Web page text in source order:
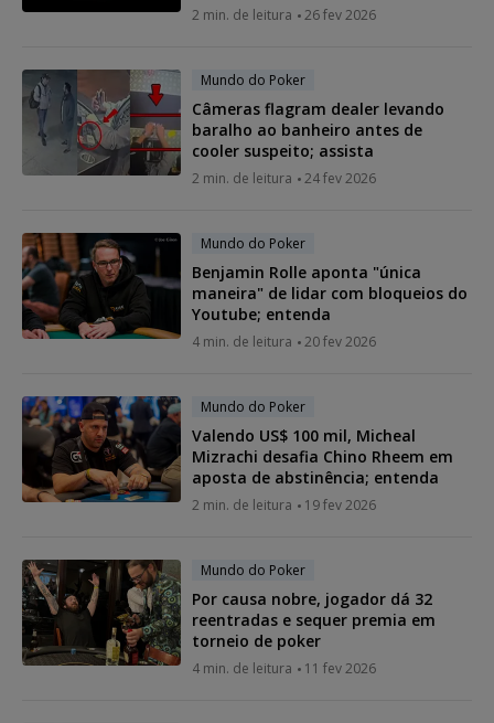
2 min. de leitura 26 fev 2026
Mundo do Poker
Câmeras flagram dealer levando
baralho ao banheiro antes de
cooler suspeito; assista
2 min. de leitura 24 fev 2026
Mundo do Poker
Benjamin Rolle aponta "única
maneira" de lidar com bloqueios do
Youtube; entenda
4 min. de leitura 20 fev 2026
Mundo do Poker
Valendo US$ 100 mil, Micheal
Mizrachi desafia Chino Rheem em
aposta de abstinência; entenda
2 min. de leitura 19 fev 2026
Mundo do Poker
Por causa nobre, jogador dá 32
reentradas e sequer premia em
torneio de poker
4 min. de leitura 11 fev 2026